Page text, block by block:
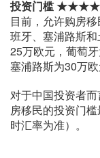
投资门槛
目前，允许购房
班牙、塞浦路斯
25万欧元，葡萄
塞浦路斯为30万欧
对于中国投资者
房移民的投资门
时汇率为准）。